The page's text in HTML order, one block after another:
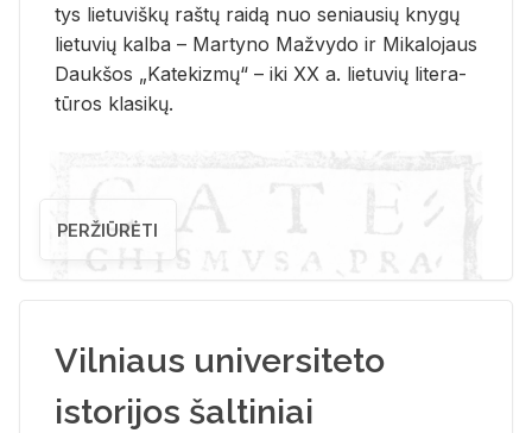
tys lie­tu­viš­kų raš­tų rai­dą nuo se­niau­sių kny­gų
lie­tu­vių kal­ba – Mar­ty­no Ma­žvy­do ir Mi­ka­lo­jaus
Dauk­šos „Ka­te­kiz­mų“ – iki XX a. lie­tu­vių li­te­ra­
tū­ros kla­si­kų.
PERŽIŪRĖTI
Vilniaus universiteto
istorijos šaltiniai